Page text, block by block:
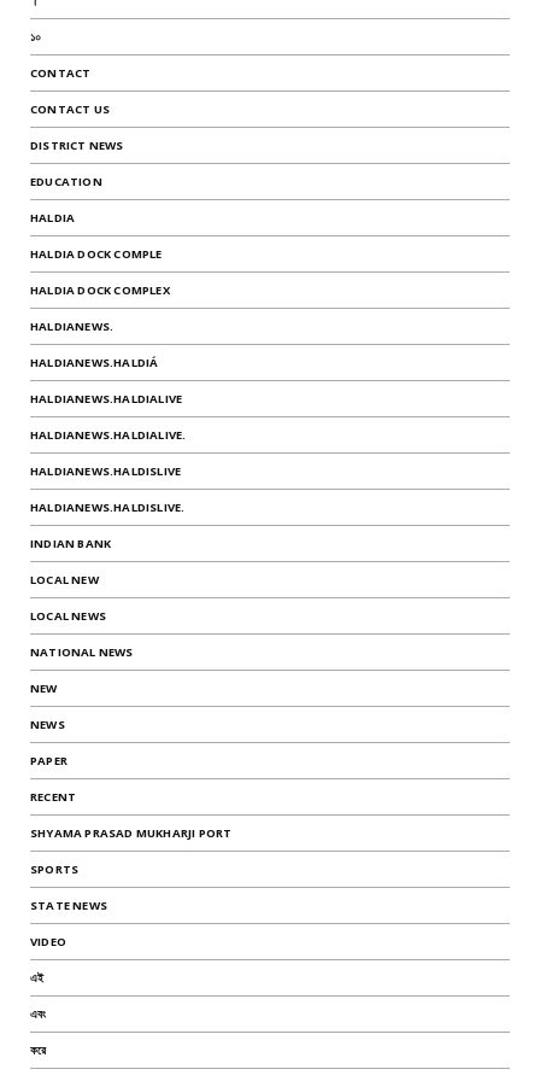
১০
CONTACT
CONTACT US
DISTRICT NEWS
EDUCATION
HALDIA
HALDIA DOCK COMPLE
HALDIA DOCK COMPLEX
HALDIANEWS.
HALDIANEWS.HALDIÁ
HALDIANEWS.HALDIALIVE
HALDIANEWS.HALDIALIVE.
HALDIANEWS.HALDISLIVE
HALDIANEWS.HALDISLIVE.
INDIAN BANK
LOCAL NEW
LOCAL NEWS
NATIONAL NEWS
NEW
NEWS
PAPER
RECENT
SHYAMA PRASAD MUKHARJI PORT
SPORTS
STATE NEWS
VIDEO
এই
এবং
করে